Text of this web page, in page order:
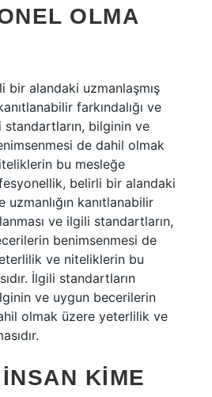
OLMA
bir alandaki uzmanlaşmış
farkındalığı ve
standartların, bilginin ve
de dahil olmak
bu mesleğe
belirli bir alandaki
uzmanlığın kanıtlanabilir
ve ilgili standartların,
benimsenmesi de
ve niteliklerin bu
İlgili standartların
ve uygun becerilerin
olmak üzere yeterlilik ve
KIME